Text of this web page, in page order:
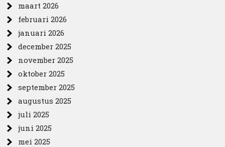
maart 2026
februari 2026
januari 2026
december 2025
november 2025
oktober 2025
september 2025
augustus 2025
juli 2025
juni 2025
mei 2025